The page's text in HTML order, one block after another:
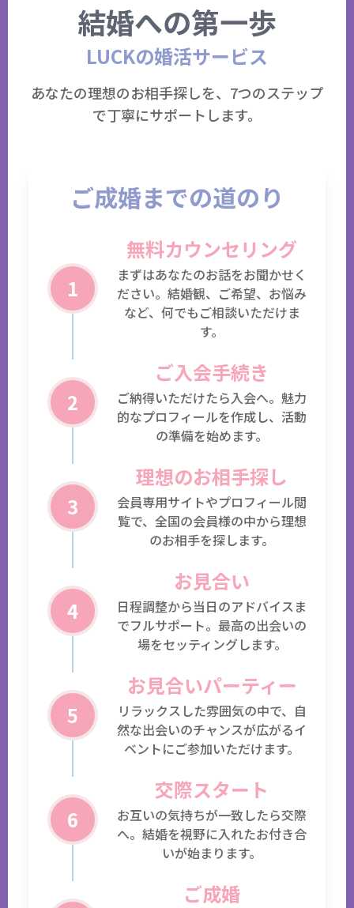
結婚への第一歩
LUCKの婚活サービス
あなたの理想のお相手探しを、7つのステップ
で丁寧にサポートします。
ご成婚までの道のり
1
無料カウンセリング
まずはあなたのお話をお聞かせく
ださい。結婚観、ご希望、お悩み
など、何でもご相談いただけま
す。
2
ご入会手続き
ご納得いただけたら入会へ。魅力
的なプロフィールを作成し、活動
の準備を始めます。
3
理想のお相手探し
会員専用サイトやプロフィール閲
覧で、全国の会員様の中から理想
のお相手を探します。
4
お見合い
日程調整から当日のアドバイスま
でフルサポート。最高の出会いの
場をセッティングします。
5
お見合いパーティー
リラックスした雰囲気の中で、自
然な出会いのチャンスが広がるイ
ベントにご参加いただけます。
6
交際スタート
お互いの気持ちが一致したら交際
へ。結婚を視野に入れたお付き合
いが始まります。
ご成婚